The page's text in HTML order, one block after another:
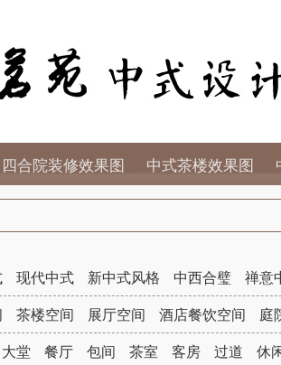
四合院装修效果图 中式茶楼效果图
现代中式 新中式风格 中西合璧 禅意
茶楼空间 展厅空间 酒店餐饮空间 庭
大堂 餐厅 包间 茶室 客房 过道 休